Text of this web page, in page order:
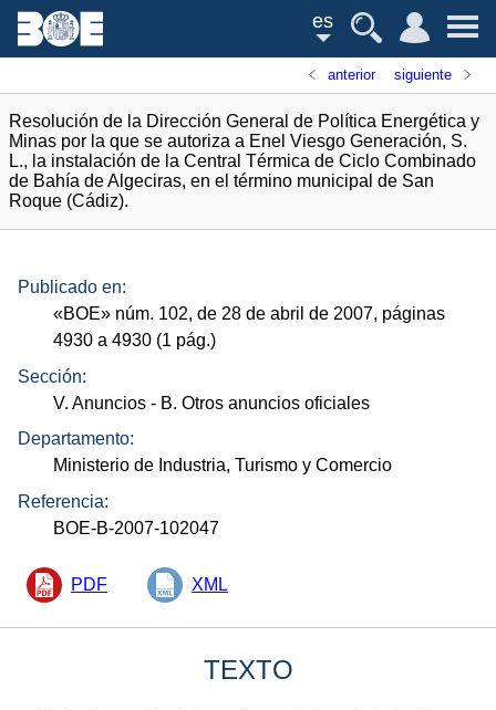
es
anterior siguiente
Resolución de la Dirección General de Política Energética y
Minas por la que se autoriza a Enel Viesgo Generación, S.
L., la instalación de la Central Térmica de Ciclo Combinado
de Bahía de Algeciras, en el término municipal de San
Roque (Cádiz).
Publicado en:
«BOE» núm. 102, de 28 de abril de 2007, páginas
4930 a 4930 (1 pág.)
Sección:
V. Anuncios - B. Otros anuncios oficiales
Departamento:
Ministerio de Industria, Turismo y Comercio
Referencia:
BOE-B-2007-102047
PDF XML
TEXTO